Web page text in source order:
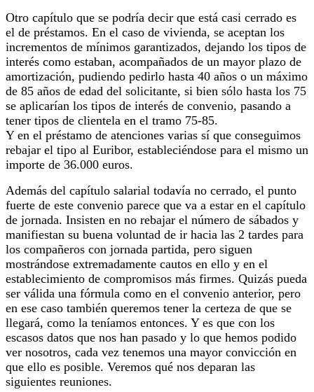
Otro capítulo que se podría decir que está casi cerrado es
el de préstamos. En el caso de vivienda, se aceptan los
incrementos de mínimos garantizados, dejando los tipos de
interés como estaban, acompañados de un mayor plazo de
amortización, pudiendo pedirlo hasta 40 años o un máximo
de 85 años de edad del solicitante, si bien sólo hasta los 75
se aplicarían los tipos de interés de convenio, pasando a
tener tipos de clientela en el tramo 75-85.
Y en el préstamo de atenciones varias sí que conseguimos
rebajar el tipo al Euribor, estableciéndose para el mismo un
importe de 36.000 euros.
Además del capítulo salarial todavía no cerrado, el punto
fuerte de este convenio parece que va a estar en el capítulo
de jornada. Insisten en no rebajar el número de sábados y
manifiestan su buena voluntad de ir hacia las 2 tardes para
los compañeros con jornada partida, pero siguen
mostrándose extremadamente cautos en ello y en el
establecimiento de compromisos más firmes. Quizás pueda
ser válida una fórmula como en el convenio anterior, pero
en ese caso también queremos tener la certeza de que se
llegará, como la teníamos entonces. Y es que con los
escasos datos que nos han pasado y lo que hemos podido
ver nosotros, cada vez tenemos una mayor convicción en
que ello es posible. Veremos qué nos deparan las
siguientes reuniones.